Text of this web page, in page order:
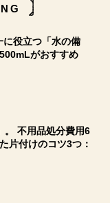
に役立つ「水の備
がおすすめ
。 不用品処分費用6
片付けのコツ3つ：